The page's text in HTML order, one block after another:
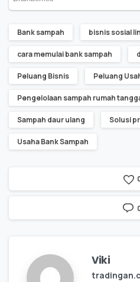
Bank sampah bisnis sosial
cara memulai bank sampah
Peluang Bisnis Peluang
Pengelolaan sampah rumah
Sampah daur ulang Solusi
Usaha Bank Sampah
Viki